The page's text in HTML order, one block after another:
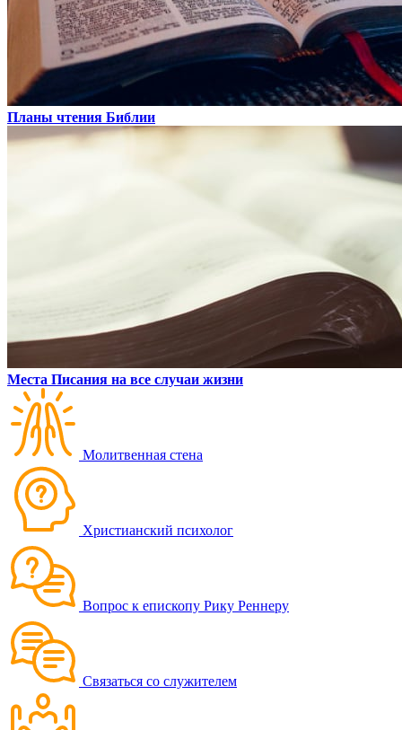
Планы чтения Библии
Места Писания на все случаи жизни
Молитвенная стена
Христианский психолог
Вопрос к епископу Рику Реннеру
Связаться со служителем